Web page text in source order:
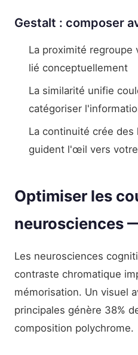
Gestalt : composer
La proximité
lié conceptuellement
La similarité unifie
catégoriser
La continuité crée
guident l'œil vers
Optimiser les
neurosciences
Les neurosciences
contraste chromatique
mémorisation. Un visuel
principales génère 38%
composition polychrome.